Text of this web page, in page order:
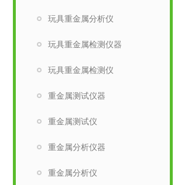
玩具重金属分析仪
玩具重金属检测仪器
玩具重金属检测仪
重金属测试仪器
重金属测试仪
重金属分析仪器
重金属分析仪